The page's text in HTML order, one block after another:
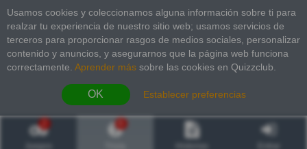
Usamos cookies y coleccionamos alguna información sobre ti para
realzar tu experiencia de nuestro sitio web; usamos servicios de
terceros para proporcionar rasgos de medios sociales, personalizar
contenido y anuncios, y asegurarnos que la página web funciona
correctamente. Aprender más sobre las cookies en Quizzclub.
OK Establecer preferencias
2